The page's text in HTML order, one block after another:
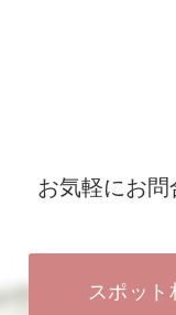
お気軽にお
スポット